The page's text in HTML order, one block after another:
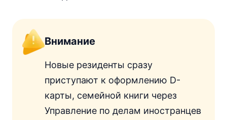
Внимание
Новые резиденты сразу
приступают к оформлению D-
карты, семейной книги через
Управление по делам иностранцев